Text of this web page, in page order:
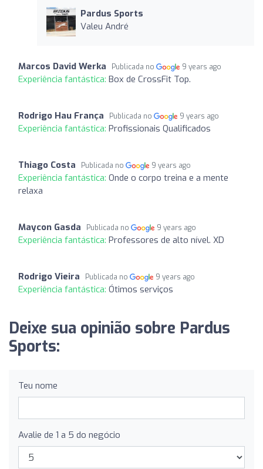
Pardus Sports
Valeu André
Marcos David Werka Publicada no 9 years ago
Experiência fantástica: Box de CrossFit Top.
Rodrigo Hau França Publicada no 9 years ago
Experiência fantástica: Profissionais Qualificados
Thiago Costa Publicada no 9 years ago
Experiência fantástica: Onde o corpo treina e a mente
relaxa
Maycon Gasda Publicada no 9 years ago
Experiência fantástica: Professores de alto nível. XD
Rodrigo Vieira Publicada no 9 years ago
Experiência fantástica: Ótimos serviços
Deixe sua opinião sobre Pardus
Sports:
Teu nome
Avalie de 1 a 5 do negócio